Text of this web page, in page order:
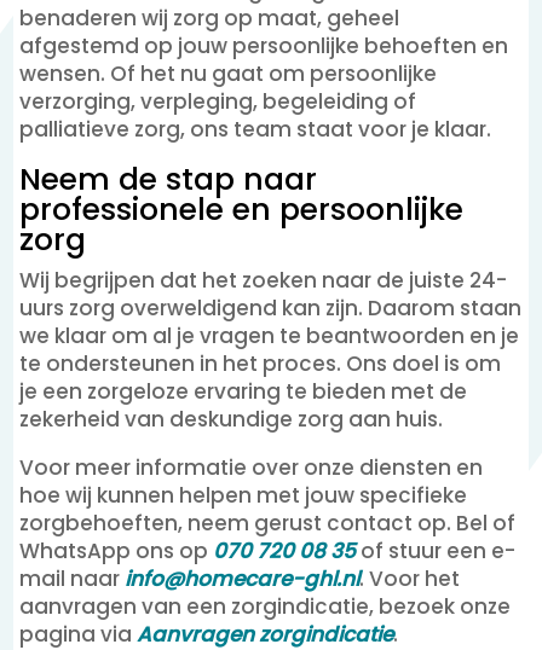
benaderen wij zorg op maat, geheel
afgestemd op jouw persoonlijke behoeften en
wensen. Of het nu gaat om persoonlijke
verzorging, verpleging, begeleiding of
palliatieve zorg, ons team staat voor je klaar.
Neem de stap naar
professionele en persoonlijke
zorg
Wij begrijpen dat het zoeken naar de juiste 24-
uurs zorg overweldigend kan zijn. Daarom staan
we klaar om al je vragen te beantwoorden en je
te ondersteunen in het proces. Ons doel is om
je een zorgeloze ervaring te bieden met de
zekerheid van deskundige zorg aan huis.
Voor meer informatie over onze diensten en
hoe wij kunnen helpen met jouw specifieke
zorgbehoeften, neem gerust contact op. Bel of
WhatsApp ons op 070 720 08 35of stuur een e-
mail naar info@homecare-ghl.nl. Voor het
aanvragen van een zorgindicatie, bezoek onze
pagina viaAanvragen zorgindicatie.